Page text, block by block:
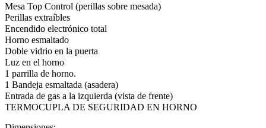
Mesa Top Control (perillas sobre mesada)
Perillas extraíbles
Encendido electrónico total
Horno esmaltado
Doble vidrio en la puerta
Luz en el horno
1 parrilla de horno.
1 Bandeja esmaltada (asadera)
Entrada de gas a la izquierda (vista de frente)
TERMOCUPLA DE SEGURIDAD EN HORNO